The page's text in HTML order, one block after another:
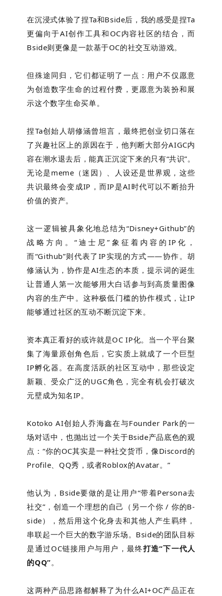
在沉浸式体验了捏Ta和Bside后，我的感受是捏Ta
更偏向于AI创作工具和OC内容社区的结合，而
Bside则更像是一款基于OC的社交互动游戏。
但殊途同归，它们都证明了一点：用户不仅愿意
为创造数字生命的过程付费，更愿意为装扮和展
示这个数字生命买单。
捏Ta创始人胡修涵曾坦言，最终把创业切口落在
了兴趣社区上的原因在于，他判断大部分AIGC内
容在潮水退去后，能真正沉淀下来的只有“共识”。
无论是meme（迷因）、人设还是世界观，这些
共识最终会变成IP，而IP是AI时代可以不断抬升
价值的资产。
这一逻辑被具象化地总结为“Disney+Github”的
战略方向。“迪士尼”象征着内容的IP化，
而“Github”则代表了IP实现的方式——协作。胡
修涵认为，协作是AI生态的本质，提示词的诞生
让普通人第一次能够用大白话参与到高质量图像
内容的生产中。这种极低门槛的协作模式，让IP
能够通过社区的互动不断沉淀下来。
资本真正看好的或许就是OC IP化。当一个平台聚
集了海量原创角色后，它实质上就成了一个巨型
IP孵化器。在高度活跃的社区互动中，那些设定
新颖、受众广泛的UGC角色，完全有机会打破次
元壁成为知名IP。
Kotoko AI创始人乔海鑫在与Founder Park的一
场对话中，也抛出过一个关于Bside产品底色的观
点：“你的OC其实是一种社交货币，像Discord的
Profile、QQ秀，或者Roblox的Avatar。”
他认为，Bside要做的是让用户“带着Persona去
社交”，创造一个理想的自己（另一个你 / 你的B-
side），然后用这个化身去和其他人产生羁绊，
串联起一个巨大的数字游乐场。Bside的团队目标
是通过OC链接用户与用户，最终打造“下一代人
的QQ”。
这两种产品思路都解释了为什么AI+OC产品正在